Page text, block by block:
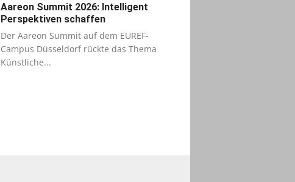
Aareon Summit 2026: Intelligent
Perspektiven schaffen
Der Aareon Summit auf dem EUREF-
Campus Düsseldorf rückte das Thema
Künstliche...